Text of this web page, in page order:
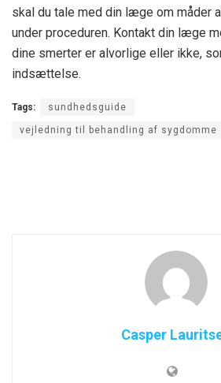
skal du tale med din læge om måder
under proceduren. Kontakt din læge
dine smerter er alvorlige eller ikke,
indsættelse.
Tags: sundhedsguide
vejledning til behandling af sygdomme
Casper